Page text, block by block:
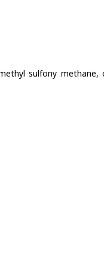
sulfony methane,